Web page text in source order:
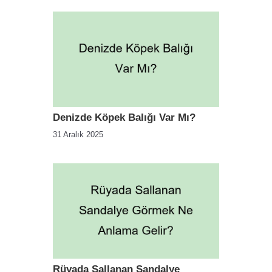
Denizde Köpek Balığı Var Mı?
31 Aralık 2025
Rüyada Sallanan Sandalye